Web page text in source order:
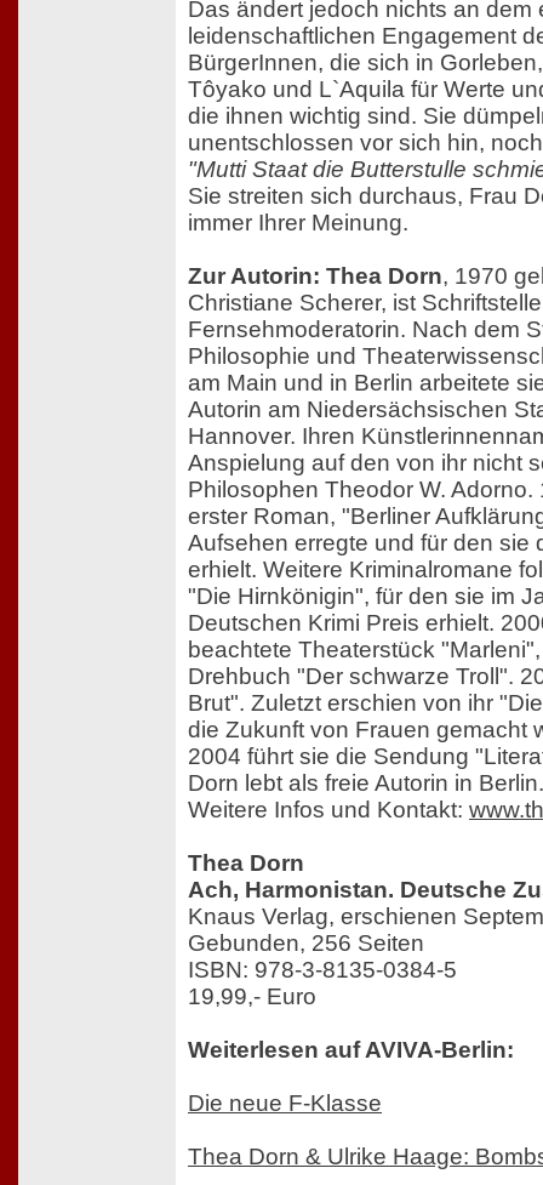
Das ändert jedoch nichts an dem
leidenschaftlichen Engagement
BürgerInnen, die sich in
Tôyako und L`Aquila für Werte
die ihnen wichtig sind. Sie
unentschlossen vor sich hin,
"Mutti Staat die Butterstulle
Sie streiten sich durchaus, Frau
immer Ihrer Meinung.
Zur Autorin: Thea Dorn, 1970
Christiane Scherer, ist
Fernsehmoderatorin. Nach dem
Philosophie und
am Main und in Berlin arbeitete
Autorin am Niedersächsischen
Hannover. Ihren
Anspielung auf den von ihr nicht
Philosophen Theodor W. Adorno.
erster Roman, "Berliner
Aufsehen erregte und für den sie
erhielt. Weitere Kriminalromane
"Die Hirnkönigin", für den sie im
Deutschen Krimi Preis erhielt.
beachtete Theaterstück
Drehbuch "Der schwarze Troll".
Brut". Zuletzt erschien von ihr
die Zukunft von Frauen gemacht
2004 führt sie die Sendung
Dorn lebt als freie Autorin in Berlin.
Weitere Infos und Kontakt:
Thea Dorn
Ach, Harmonistan. Deutsche
Knaus Verlag, erschienen
Gebunden, 256 Seiten
ISBN: 978-3-8135-0384-5
19,99,- Euro
Weiterlesen auf AVIVA-Berlin:
Die neue F-Klasse
Thea Dorn & Ulrike Haage: